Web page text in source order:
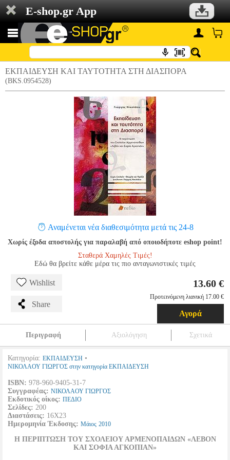
E-shop.gr App
ΕΚΠΑΙΔΕΥΣΗ ΚΑΙ ΤΑΥΤΟΤΗΤΑ ΣΤΗ ΔΙΑΣΠΟΡΑ
(BKS.0954528)
Αναμένεται νέα διαθεσιμότητα μετά τις 24-8
Χωρίς έξοδα αποστολής για παραλαβή από οποιοδήποτε eshop point!
Σταθερά Χαμηλές Τιμές!
Εδώ θα βρείτε κάθε μέρα τις πιο ανταγωνιστικές τιμές
Wishlist
Share
13.60 €
Προτεινόμενη λιανική 17.00 €
Αγορά
Περιγραφή Αξιολόγηση Σχετικά
Κατηγορία: ΕΚΠΑΙΔΕΥΣΗ •
ΝΙΚΟΛΑΟΥ ΓΙΩΡΓΟΣ στην κατηγορία ΕΚΠΑΙΔΕΥΣΗ
ISBN: 978-960-9405-31-7
Συγγραφέας: ΝΙΚΟΛΑΟΥ ΓΙΩΡΓΟΣ
Εκδοτικός οίκος: ΠΕΔΙΟ
Σελίδες: 200
Διαστάσεις: 16Χ23
Ημερομηνία Έκδοσης: Μάιος 2010
Η ΠΕΡΙΠΤΩΣΗ ΤΟΥ ΣΧΟΛΕΙΟΥ ΑΡΜΕΝΟΠΑΙΔΩΝ «ΛΕΒΟΝ
ΚΑΙ ΣΟΦΙΑ ΑΓΚΟΠΙΑΝ»